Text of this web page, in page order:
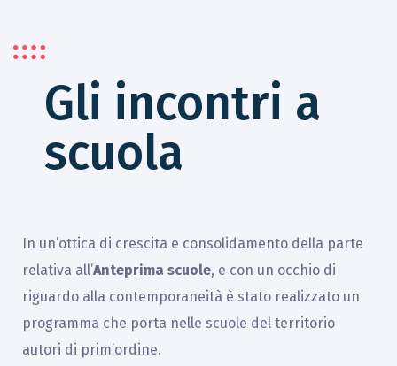
Gli incontri a
scuola
In un’ottica di crescita e consolidamento della parte
relativa all’Anteprima scuole, e con un occhio di
riguardo alla contemporaneità è stato realizzato un
programma che porta nelle scuole del territorio
autori di prim’ordine.